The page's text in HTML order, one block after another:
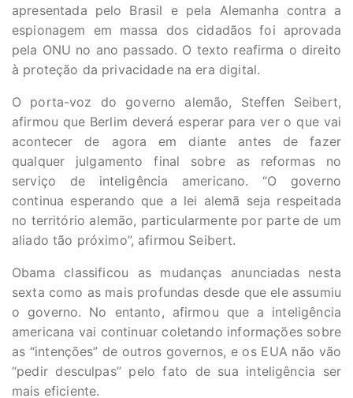
apresentada pelo Brasil e pela Alemanha contra a
espionagem em massa dos cidadãos foi aprovada
pela ONU no ano passado. O texto reafirma o direito
à proteção da privacidade na era digital.
O porta-voz do governo alemão, Steffen Seibert,
afirmou que Berlim deverá esperar para ver o que vai
acontecer de agora em diante antes de fazer
qualquer julgamento final sobre as reformas no
serviço de inteligência americano. “O governo
continua esperando que a lei alemã seja respeitada
no território alemão, particularmente por parte de um
aliado tão próximo”, afirmou Seibert.
Obama classificou as mudanças anunciadas nesta
sexta como as mais profundas desde que ele assumiu
o governo. No entanto, afirmou que a inteligência
americana vai continuar coletando informações sobre
as “intenções” de outros governos, e os EUA não vão
“pedir desculpas” pelo fato de sua inteligência ser
mais eficiente.